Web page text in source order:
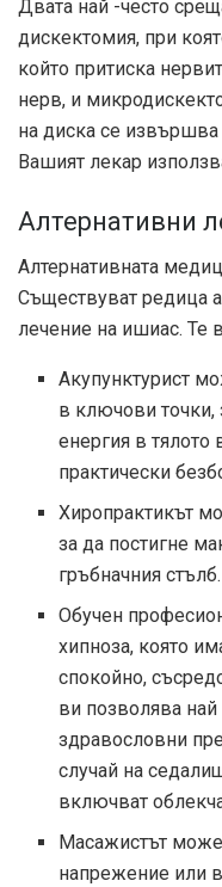
Двата най -често
дискектомия, при
който притиска
нерв, и
на диска се извършва
Вашият лекар
Алтернативни
Алтернативната
Съществуват редица
лечение на ишиас. Те
Акупунктурист
в ключови точки,
енергия в тялото
практически
Хиропрактикът
за да постигне
гръбначния стълб.
Обучен
хипноза, която
спокойно,
ви позволява
здравословни
случай на
включват
Масажистът
напрежение или